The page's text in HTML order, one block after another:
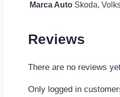
Marca Auto Skoda,
Reviews
There are no reviews
Only logged in